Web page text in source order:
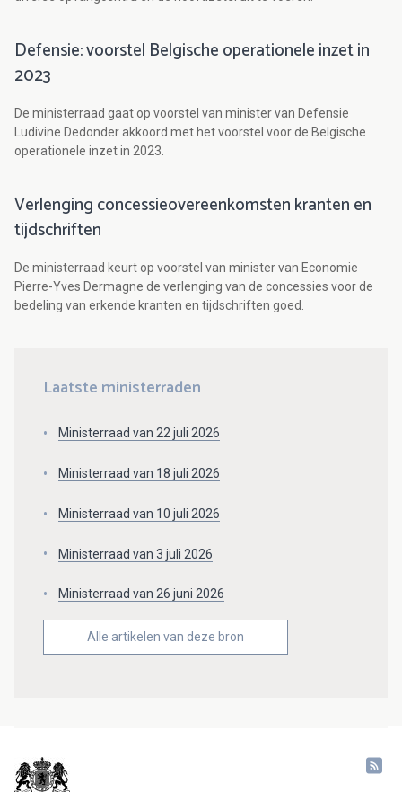
Defensie: voorstel Belgische operationele inzet in
2023
De ministerraad gaat op voorstel van minister van Defensie
Ludivine Dedonder akkoord met het voorstel voor de Belgische
operationele inzet in 2023.
Verlenging concessieovereenkomsten kranten en
tijdschriften
De ministerraad keurt op voorstel van minister van Economie
Pierre-Yves Dermagne de verlenging van de concessies voor de
bedeling van erkende kranten en tijdschriften goed.
Laatste ministerraden
Ministerraad van 22 juli 2026
Ministerraad van 18 juli 2026
Ministerraad van 10 juli 2026
Ministerraad van 3 juli 2026
Ministerraad van 26 juni 2026
Alle artikelen van deze bron